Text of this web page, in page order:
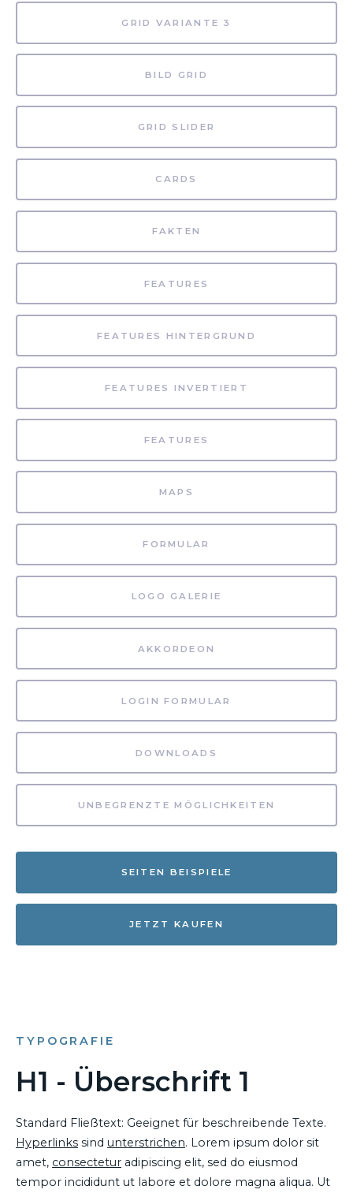
GRID VARIANTE 3
BILD GRID
GRID SLIDER
CARDS
FAKTEN
FEATURES
FEATURES HINTERGRUND
FEATURES INVERTIERT
FEATURES
MAPS
FORMULAR
LOGO GALERIE
AKKORDEON
LOGIN FORMULAR
DOWNLOADS
UNBEGRENZTE MÖGLICHKEITEN
SEITEN BEISPIELE
JETZT KAUFEN
TYPOGRAFIE
H1 - Überschrift 1
Standard Fließtext: Geeignet für beschreibende Texte.
Hyperlinks sind unterstrichen. Lorem ipsum dolor sit
amet, consectetur adipiscing elit, sed do eiusmod
tempor incididunt ut labore et dolore magna aliqua. Ut